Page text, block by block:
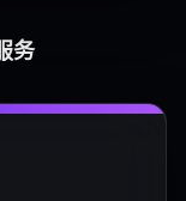
务